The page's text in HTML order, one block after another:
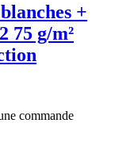
+
75 g/m²
commande